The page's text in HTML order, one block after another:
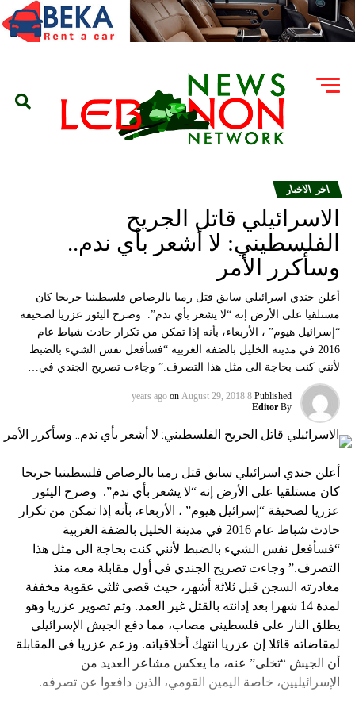
اخر الاخبار
الاسرائيلي قاتل الجريح
الفلسطيني: لا أشعر بأي ندم..
وسأكرر الأمر
أعلن جندي اسرائيلي سابق قتل رميا بالرصاص فلسطينيا جريحا كان
مستلقيا على الأرض إنه “لا يشعر بأي ندم”. وصرح اليئور عزريا لصحيفة
“إسرائيل هيوم” ، الأربعاء، بأنه إذا تمكن من تكرار حادث شباط عام
2016 في مدينة الخليل بالضفة الغربية “فسأفعل نفس الشيء بالضبط
لأنني كنت بحاجة الى مثل هذا التصرف.” وجاءت تصريح الجندي في…
Published
8 years ago
on August 29, 2018
By
Editor
أعلن جندي اسرائيلي سابق قتل رميا بالرصاص فلسطينيا جريحا
كان مستلقيا على الأرض إنه “لا يشعر بأي ندم”. وصرح اليئور
عزريا لصحيفة “إسرائيل هيوم” ، الأربعاء، بأنه إذا تمكن من تكرار
حادث شباط عام 2016 في مدينة الخليل بالضفة الغربية
“فسأفعل نفس الشيء بالضبط لأنني كنت بحاجة الى مثل هذا
التصرف.” وجاءت تصريح الجندي في أول مقابلة معه منذ
مغادرته السجن قبل ثلاثة أشهر، حيث قضى ثلثي عقوبة مخففة
لمدة 14 شهرا بعد إدانته بالقتل غير العمد. وتم تصوير عزريا وهو
يطلق النار على فلسطيني مصاب، مما دفع الجيش الإسرائيلي
لمقاضاته قائلا إن عزريا انتهك أخلاقياته. وزعم عزريا في المقابلة
أن الجيش “تخلى” عنه، ما يعكس مشاعر العديد من
الإسرائيليين، خاصة اليمين القومي، الذين دافعوا عن تصرفه.